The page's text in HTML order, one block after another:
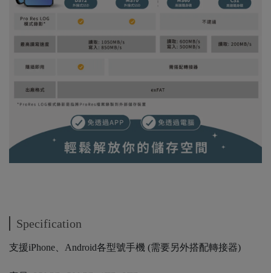
Specification
支援iPhone、Android各型號手機 (需要另外搭配轉接器)